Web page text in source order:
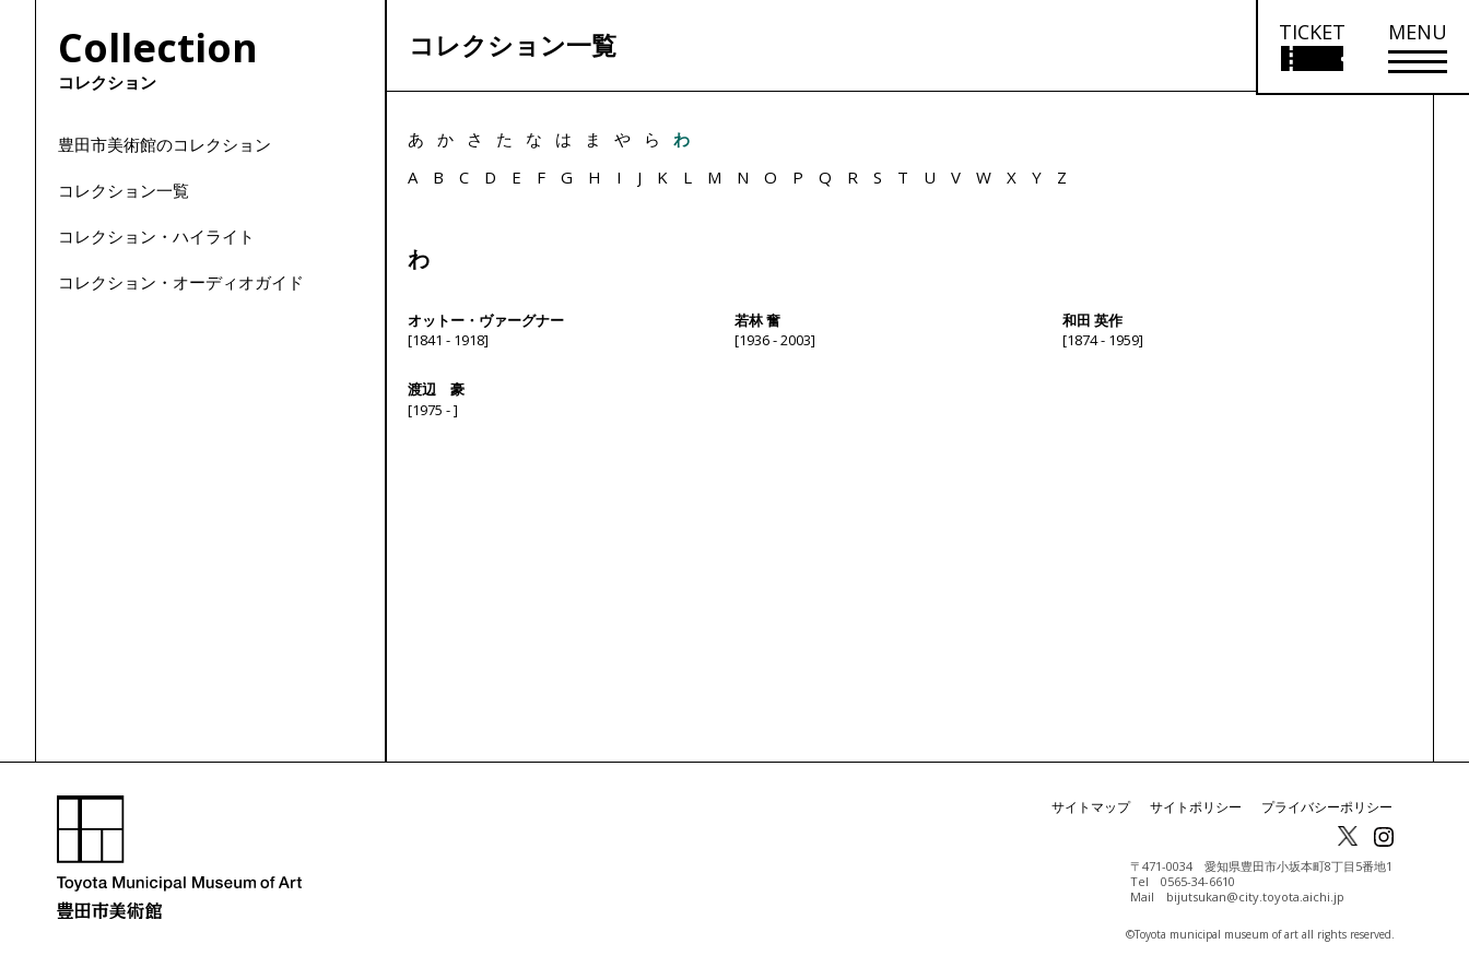
TICKET MENU
Collection
コレクション
豊田市美術館のコレクション
コレクション一覧
コレクション・ハイライト
コレクション・オーディオガイド
コレクション一覧
あ か さ た な は ま や ら
わ
A
B C D E F G H I J K L M N O P Q R S T U V W X Y Z
わ
オットー・ヴァーグナー
[1841 - 1918]
若林 奮
[1936 - 2003]
和田 英作
[1874 - 1959]
渡辺 豪
[1975 - ]
サイトマップ サイトポリシー プライバシーポリシー
〒471-0034 愛知県豊田市小坂本町8丁目5番地1
Tel 0565-34-6610
Mail bijutsukan@city.toyota.aichi.jp
©️Toyota municipal museum of art all rights reserved.